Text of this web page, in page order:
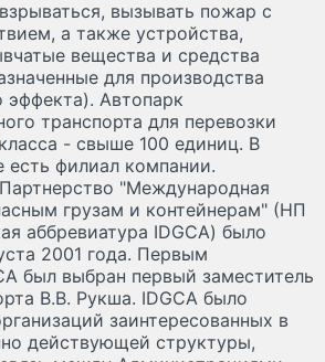
вызывать пожар с
а также устройства,
вещества и средства
для производства
эффекта). Автопарк
транспорта для перевозки
- свыше 100 единиц. В
есть филиал компании.
"Международная
грузам и контейнерам" (НП
аббревиатура IDGCA) было
2001 года. Первым
был выбран первый заместитель
В.В. Рукша. IDGCA было
заинтересованных в
действующей структуры,